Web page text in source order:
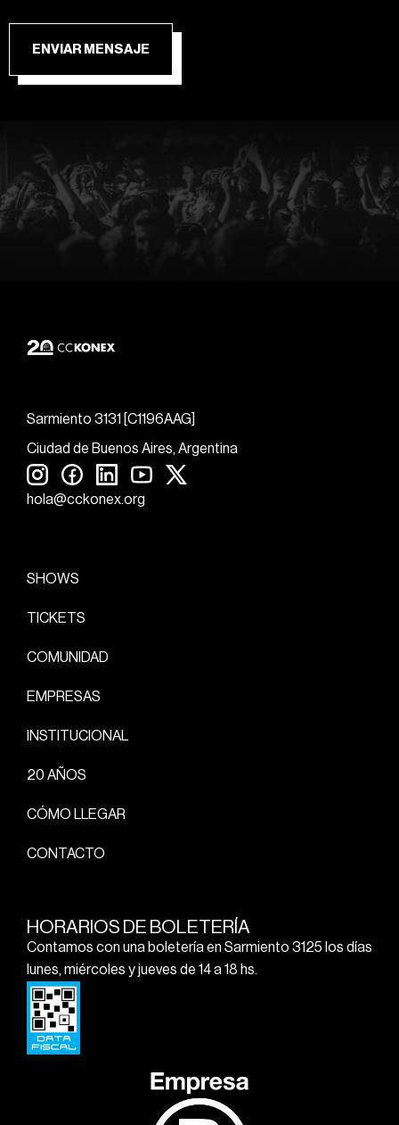
ENVIAR MENSAJE
Sarmiento 3131 [C1196AAG]
Ciudad de Buenos Aires, Argentina
hola@cckonex.org
SHOWS
TICKETS
COMUNIDAD
EMPRESAS
INSTITUCIONAL
20 AÑOS
CÓMO LLEGAR
CONTACTO
HORARIOS DE BOLETERÍA
Contamos con una boletería en Sarmiento 3125 los días
lunes, miércoles y jueves de 14 a 18 hs.